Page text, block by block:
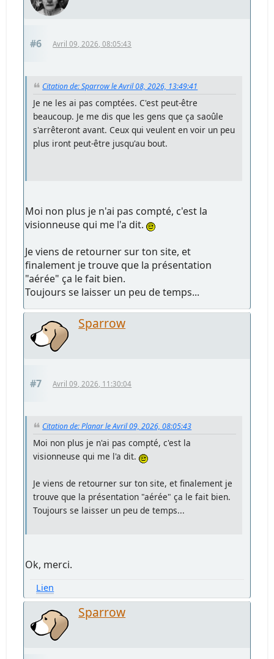
#6 Avril 09, 2026, 08:05:43
Citation de: Sparrow le Avril 08, 2026, 13:49:41
Je ne les ai pas comptées. C'est peut-être
beaucoup. Je me dis que les gens que ça saoûle
s'arrêteront avant. Ceux qui veulent en voir un peu
plus iront peut-être jusqu'au bout.
Moi non plus je n'ai pas compté, c'est la
visionneuse qui me l'a dit.
Je viens de retourner sur ton site, et
finalement je trouve que la présentation
"aérée" ça le fait bien.
Toujours se laisser un peu de temps...
Sparrow
#7 Avril 09, 2026, 11:30:04
Citation de: Planar le Avril 09, 2026, 08:05:43
Moi non plus je n'ai pas compté, c'est la
visionneuse qui me l'a dit.
Je viens de retourner sur ton site, et finalement je
trouve que la présentation "aérée" ça le fait bien.
Toujours se laisser un peu de temps...
Ok, merci.
Lien
Sparrow